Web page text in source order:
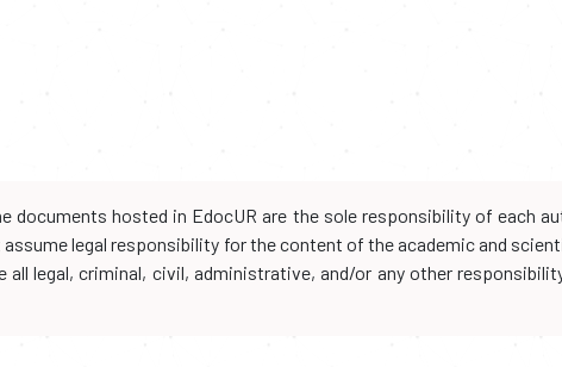
documents hosted in EdocUR are the sole responsibility of each
legal responsibility for the content of the academic and
legal, criminal, civil, administrative, and/or any other